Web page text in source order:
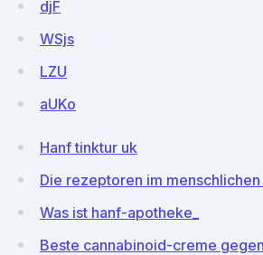
djF
WSjs
LZU
aUKo
Hanf tinktur uk
Die rezeptoren im
Was ist hanf-apotheke_
Beste cannabinoid-creme